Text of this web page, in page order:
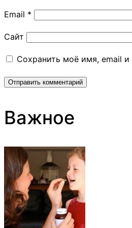
Email *
Сайт
Сохранить моё имя, email
Важное